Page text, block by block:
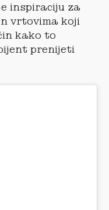
inspiraciju za
vrtovima koji
kako to
prenijeti